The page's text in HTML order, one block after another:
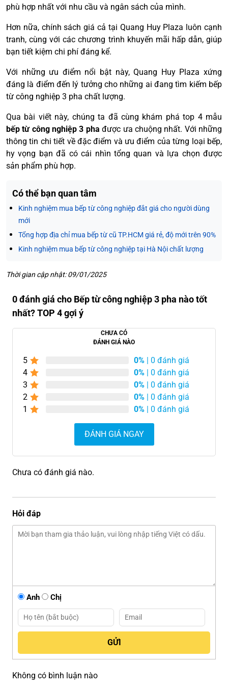
phù hợp nhất với nhu cầu và ngân sách của mình.
Hơn nữa, chính sách giá cả tại Quang Huy Plaza luôn cạnh
tranh, cùng với các chương trình khuyến mãi hấp dẫn, giúp
bạn tiết kiệm chi phí đáng kể.
Với những ưu điểm nổi bật này, Quang Huy Plaza xứng
đáng là điểm đến lý tưởng cho những ai đang tìm kiếm bếp
từ công nghiệp 3 pha chất lượng.
Qua bài viết này, chúng ta đã cùng khám phá top 4 mẫu
bếp từ công nghiệp 3 pha được ưa chuộng nhất. Với những
thông tin chi tiết về đặc điểm và ưu điểm của từng loại bếp,
hy vọng bạn đã có cái nhìn tổng quan và lựa chọn được
sản phẩm phù hợp.
Có thể bạn quan tâm
Kinh nghiệm mua bếp từ công nghiệp đắt giá cho người dùng
mới
Tổng hợp địa chỉ mua bếp từ cũ TP.HCM giá rẻ, độ mới trên 90%
Kinh nghiệm mua bếp từ công nghiệp tại Hà Nội chất lượng
Thời gian cập nhật: 09/01/2025
0 đánh giá cho Bếp từ công nghiệp 3 pha nào tốt
nhất? TOP 4 gợi ý
CHƯA CÓ
ĐÁNH GIÁ NÀO
5 0% | 0 đánh giá
4
0% | 0 đánh giá
3
0% | 0 đánh giá
2
0% | 0 đánh giá
1
0% | 0 đánh giá
ĐÁNH GIÁ NGAY
Chưa có đánh giá nào.
Hỏi đáp
Anh Chị
Không có bình luận nào